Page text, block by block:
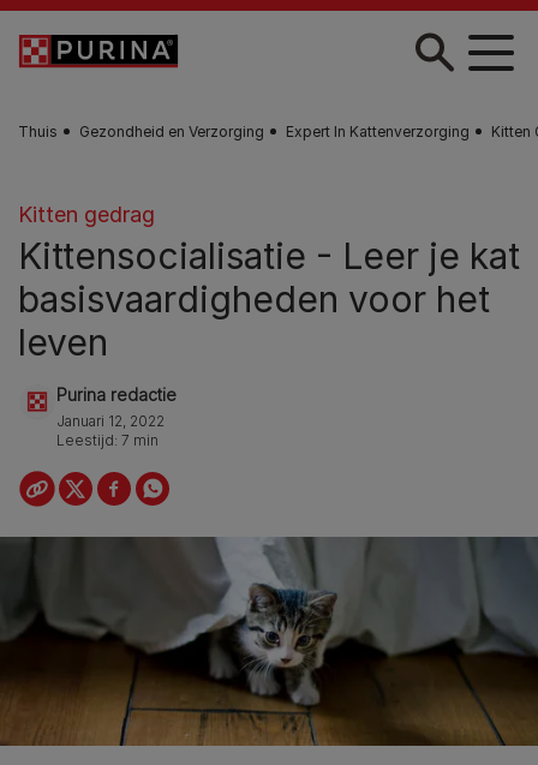
Skip to main content
Thuis Gezondheid en Verzorging Expert In Kattenverzorging Kitten
Kitten gedrag
Kittensocialisatie - Leer je kat
basisvaardigheden voor het
leven
Purina redactie
Januari 12, 2022
Leestijd: 7 min